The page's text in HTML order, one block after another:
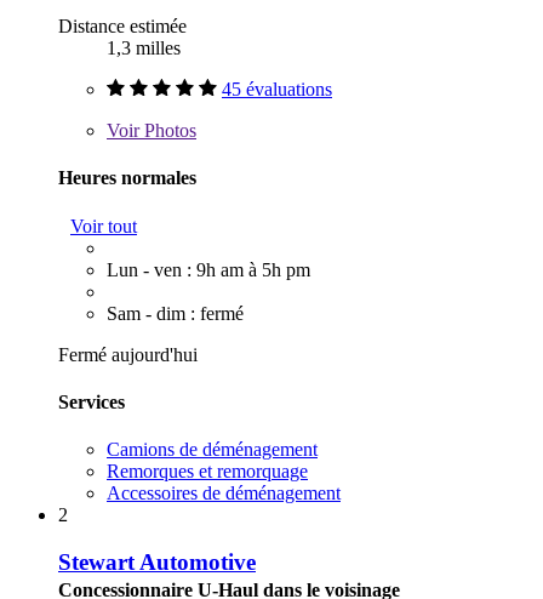
Distance estimée
1,3 milles
45 évaluations
VoirPhotos
Heures normales
Voir tout
Lun - ven : 9h am à 5h pm
Sam - dim : fermé
Fermé aujourd'hui
Services
Camions de déménagement
Remorques et remorquage
Accessoires de déménagement
2
Stewart Automotive
Concessionnaire U-Haul dans le voisinage